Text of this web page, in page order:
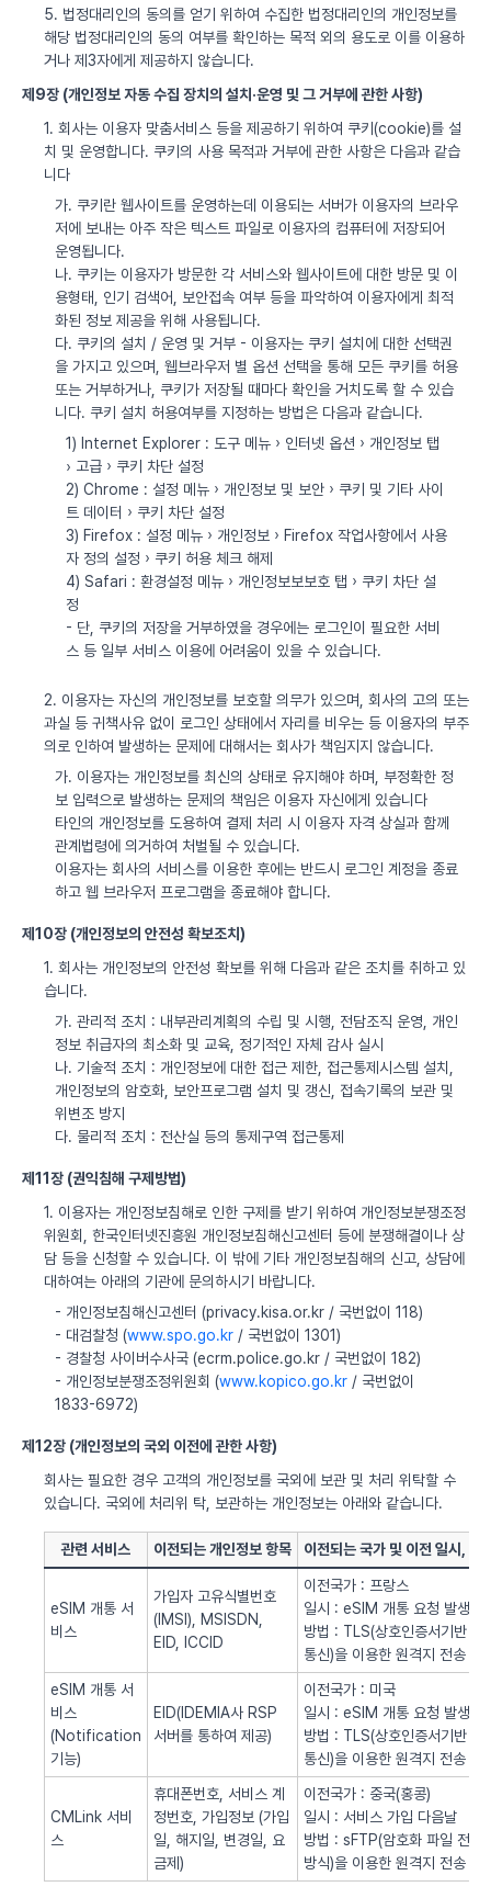
5. 법정대리인의 동의를 얻기 위하여 수집한 법정대리인의 개인정보를
해당 법정대리인의 동의 여부를 확인하는 목적 외의 용도로 이를 이용하
거나 제3자에게 제공하지 않습니다.
제9장 (개인정보 자동 수집 장치의 설치·운영 및 그 거부에 관한 사항)
1. 회사는 이용자 맞춤서비스 등을 제공하기 위하여 쿠키(cookie)를 설
치 및 운영합니다. 쿠키의 사용 목적과 거부에 관한 사항은 다음과 같습
니다
가. 쿠키란 웹사이트를 운영하는데 이용되는 서버가 이용자의 브라우
저에 보내는 아주 작은 텍스트 파일로 이용자의 컴퓨터에 저장되어
운영됩니다.
나. 쿠키는 이용자가 방문한 각 서비스와 웹사이트에 대한 방문 및 이
용형태, 인기 검색어, 보안접속 여부 등을 파악하여 이용자에게 최적
화된 정보 제공을 위해 사용됩니다.
다. 쿠키의 설치 / 운영 및 거부 - 이용자는 쿠키 설치에 대한 선택권
을 가지고 있으며, 웹브라우저 별 옵션 선택을 통해 모든 쿠키를 허용
또는 거부하거나, 쿠키가 저장될 때마다 확인을 거치도록 할 수 있습
니다. 쿠키 설치 허용여부를 지정하는 방법은 다음과 같습니다.
1) Internet Explorer : 도구 메뉴 › 인터넷 옵션 › 개인정보 탭
› 고급 › 쿠키 차단 설정
2) Chrome : 설정 메뉴 › 개인정보 및 보안 › 쿠키 및 기타 사이
트 데이터 › 쿠키 차단 설정
3) Firefox : 설정 메뉴 › 개인정보 › Firefox 작업사항에서 사용
자 정의 설정 › 쿠키 허용 체크 해제
4) Safari : 환경설정 메뉴 › 개인정보보보호 탭 › 쿠키 차단 설
정
- 단, 쿠키의 저장을 거부하였을 경우에는 로그인이 필요한 서비
스 등 일부 서비스 이용에 어려움이 있을 수 있습니다.
2. 이용자는 자신의 개인정보를 보호할 의무가 있으며, 회사의 고의 또는
과실 등 귀책사유 없이 로그인 상태에서 자리를 비우는 등 이용자의 부주
의로 인하여 발생하는 문제에 대해서는 회사가 책임지지 않습니다.
가. 이용자는 개인정보를 최신의 상태로 유지해야 하며, 부정확한 정
보 입력으로 발생하는 문제의 책임은 이용자 자신에게 있습니다
타인의 개인정보를 도용하여 결제 처리 시 이용자 자격 상실과 함께
관계법령에 의거하여 처벌될 수 있습니다.
이용자는 회사의 서비스를 이용한 후에는 반드시 로그인 계정을 종료
하고 웹 브라우저 프로그램을 종료해야 합니다.
제10장 (개인정보의 안전성 확보조치)
1. 회사는 개인정보의 안전성 확보를 위해 다음과 같은 조치를 취하고 있
습니다.
가. 관리적 조치 : 내부관리계획의 수립 및 시행, 전담조직 운영, 개인
정보 취급자의 최소화 및 교육, 정기적인 자체 감사 실시
나. 기술적 조치 : 개인정보에 대한 접근 제한, 접근통제시스템 설치,
개인정보의 암호화, 보안프로그램 설치 및 갱신, 접속기록의 보관 및
위변조 방지
다. 물리적 조치 : 전산실 등의 통제구역 접근통제
제11장 (권익침해 구제방법)
1. 이용자는 개인정보침해로 인한 구제를 받기 위하여 개인정보분쟁조정
위원회, 한국인터넷진흥원 개인정보침해신고센터 등에 분쟁해결이나 상
담 등을 신청할 수 있습니다. 이 밖에 기타 개인정보침해의 신고, 상담에
대하여는 아래의 기관에 문의하시기 바랍니다.
- 개인정보침해신고센터 (privacy.kisa.or.kr / 국번없이 118)
- 대검찰청 (www.spo.go.kr / 국번없이 1301)
- 경찰청 사이버수사국 (ecrm.police.go.kr / 국번없이 182)
- 개인정보분쟁조정위원회 (www.kopico.go.kr / 국번없이
1833-6972)
제12장 (개인정보의 국외 이전에 관한 사항)
회사는 필요한 경우 고객의 개인정보를 국외에 보관 및 처리 위탁할 수
있습니다. 국외에 처리위 탁, 보관하는 개인정보는 아래와 같습니다.
관련 서비스 이전되는 개인정보 항목 이전되는 국가 및 이전 일시, 방
eSIM 개통 서
비스
가입자 고유식별번호
(IMSI), MSISDN,
EID, ICCID
이전국가 : 프랑스
일시 : eSIM 개통 요청 발생시
방법 : TLS(상호인증서기반
통신)을 이용한 원격지 전송
eSIM 개통 서
비스
(Notification
기능)
EID(IDEMIA사 RSP
서버를 통하여 제공)
이전국가 : 미국
일시 : eSIM 개통 요청 발생시
방법 : TLS(상호인증서기반
통신)을 이용한 원격지 전송
CMLink 서비
스
휴대폰번호, 서비스 계
정번호, 가입정보 (가입
일, 해지일, 변경일, 요
금제)
이전국가 : 중국(홍콩)
일시 : 서비스 가입 다음날
방법 : sFTP(암호화 파일 전송
방식)을 이용한 원격지 전송